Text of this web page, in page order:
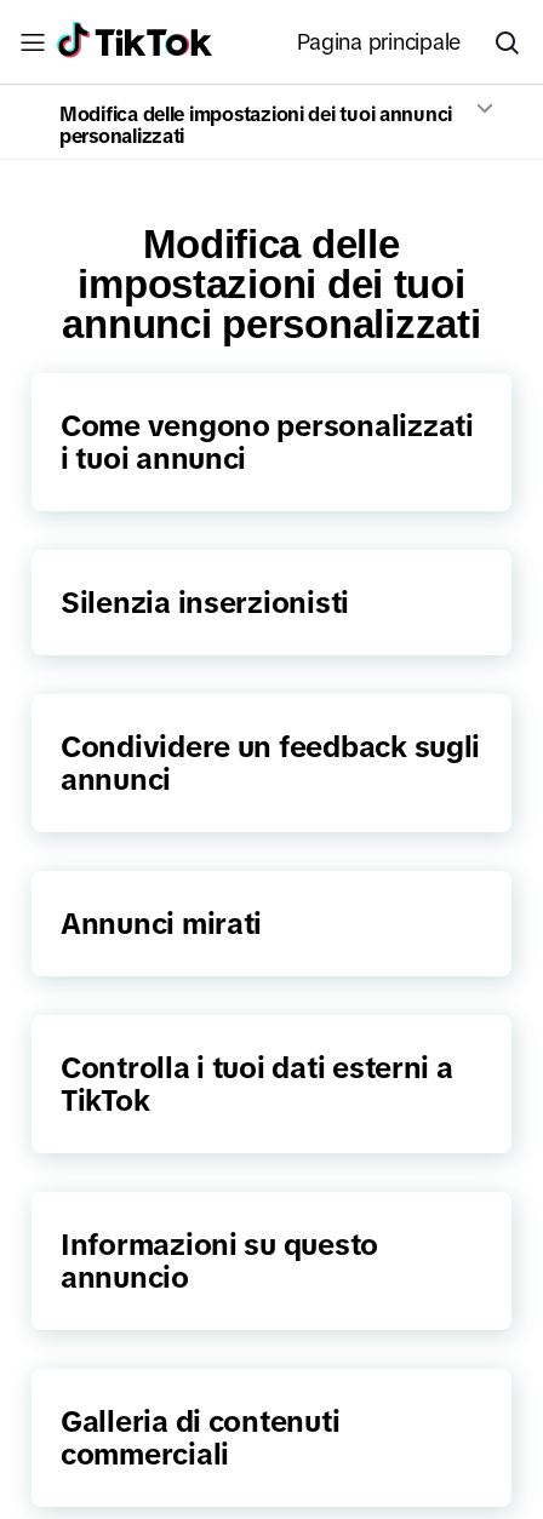
Pagina principale
Modifica delle impostazioni dei tuoi annunci
personalizzati
Modifica delle
impostazioni dei tuoi
annunci personalizzati
Come vengono personalizzati
i tuoi annunci
Silenzia inserzionisti
Condividere un feedback sugli
annunci
Annunci mirati
Controlla i tuoi dati esterni a
TikTok
Informazioni su questo
annuncio
Galleria di contenuti
commerciali